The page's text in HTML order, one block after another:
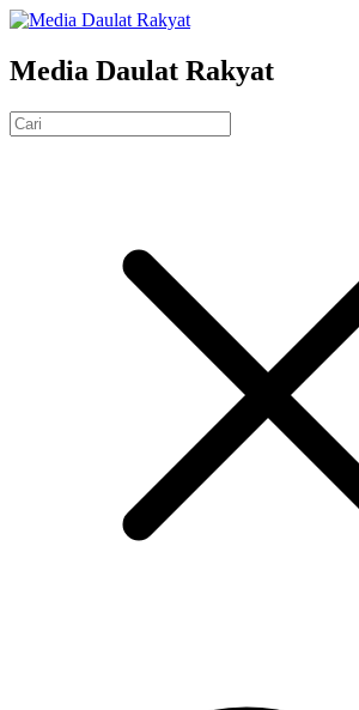
Media Daulat Rakyat